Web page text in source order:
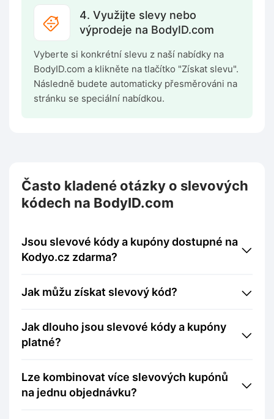
4. Využijte slevy nebo
výprodeje na BodyID.com
Vyberte si konkrétní slevu z naší nabídky na
BodyID.com a klikněte na tlačítko "Získat slevu".
Následně budete automaticky přesměrováni na
stránku se speciální nabídkou.
Často kladené otázky o slevových
kódech na BodyID.com
Jsou slevové kódy a kupóny dostupné na
Kodyo.cz zdarma?
Jak můžu získat slevový kód?
Jak dlouho jsou slevové kódy a kupóny
platné?
Lze kombinovat více slevových kupónů
na jednu objednávku?